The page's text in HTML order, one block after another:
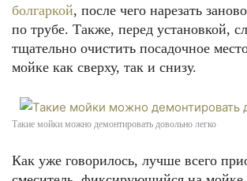
болгаркой, после чего нарезать
по трубе. Также, перед установкой,
тщательно очистить посадочное
мойке как сверху, так и снизу.
Такие мойки можно демонтировать довольно легко
Как уже говорилось, лучше всего